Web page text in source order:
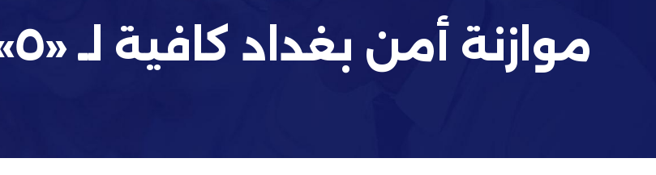
موازنة أمن بغداد كافية لـ «٥» مناطق من «٣٨»